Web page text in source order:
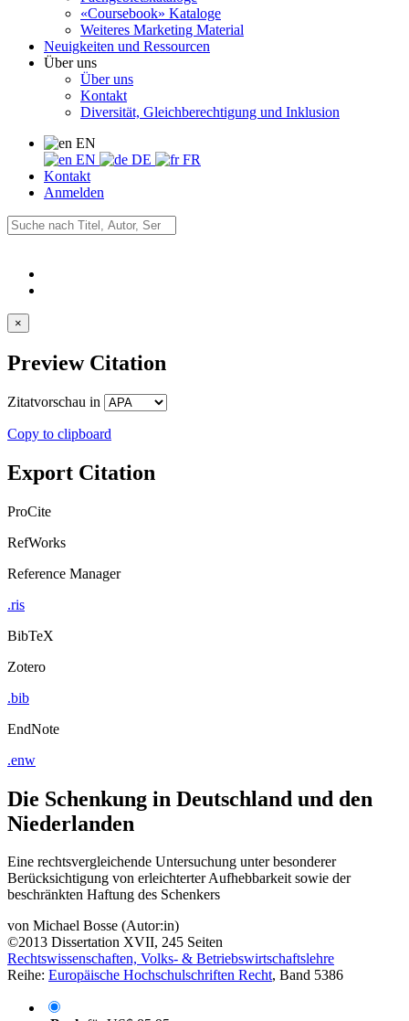
«Coursebook» Kataloge
Weiteres Marketing Material
Neuigkeiten und Ressourcen
Über uns
Über uns
Kontakt
Diversität, Gleichberechtigung und Inklusion
EN
EN
DE
FR
Kontakt
Anmelden
×
Preview Citation
Zitatvorschau in
Copy to clipboard
Export Citation
ProCite
RefWorks
Reference Manager
.ris
BibTeX
Zotero
.bib
EndNote
.enw
Die Schenkung in Deutschland und den
Niederlanden
Eine rechtsvergleichende Untersuchung unter besonderer
Berücksichtigung von erleichterter Aufhebbarkeit sowie der
beschränkten Haftung des Schenkers
von Michael Bosse (Autor:in)
©2013 Dissertation XVII, 245 Seiten
Rechtswissenschaften, Volks- & Betriebswirtschaftslehre
Reihe: Europäische Hochschulschriften Recht, Band 5386